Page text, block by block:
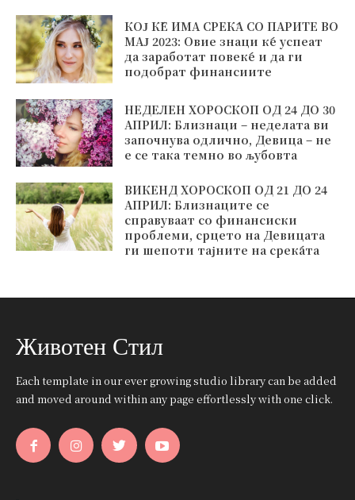
КОЈ ЌЕ ИМА СРЕЌА СО ПАРИТЕ ВО
МАЈ 2023: Овие знаци ќе успеат
да заработат повеќе и да ги
подобрат финансиите
НЕДЕЛЕН ХОРОСКОП ОД 24 ДО 30
АПРИЛ: Близнаци – неделата ви
започнува одлично, Девица – не
е се така темно во љубовта
ВИКЕНД ХОРОСКОП ОД 21 ДО 24
АПРИЛ: Близнаците се
справуваат со финансиски
проблеми, срцето на Девицата
ги шепоти тајните на среќата
Животен Стил
Each template in our ever growing studio library can be added
and moved around within any page effortlessly with one click.